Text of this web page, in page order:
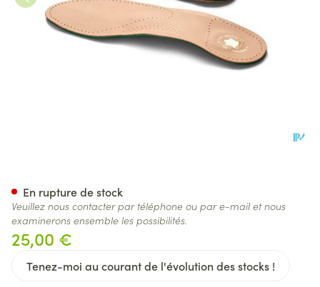
25,00 €
Tenez-moi au courant de l'évolution des stocks !
En rupture de stock
Veuillez nous contacter par téléphone ou par e-mail et nous
examinerons ensemble les possibilités.